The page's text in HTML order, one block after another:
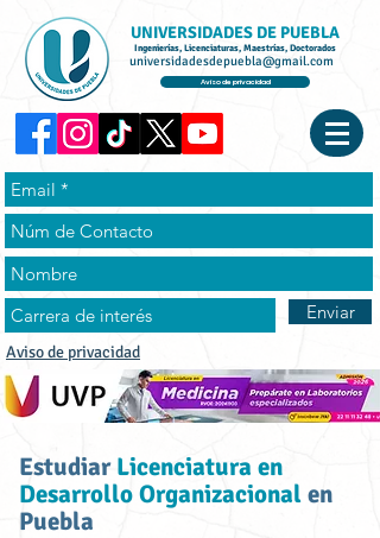
UNIVERSIDADES DE PUEBLA
Ingenierías, Licenciaturas, Maestrías, Doctorados
universidadesdepuebla@gmail.com
Aviso de privacidad
Enviar
Aviso de privacidad
EstudiarLicenciatura en
Desarrollo Organizacionalen
Puebla